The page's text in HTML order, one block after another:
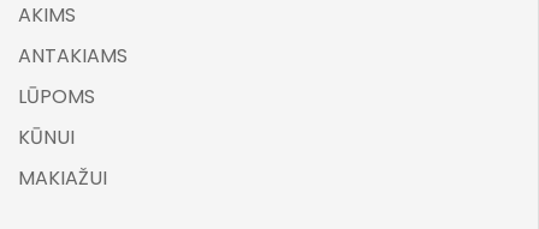
AKIMS
ANTAKIAMS
LŪPOMS
KŪNUI
MAKIAŽUI